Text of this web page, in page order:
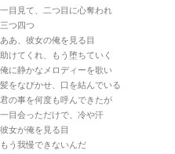
一目見て、二つ目に心奪われ
三つ四つ
ああ、彼女の俺を見る目
助けてくれ、もう堕ちていく
俺に静かなメロディーを歌い
髪をなびかせ、口を結んでいる
君の事を何度も呼んできたが
一目会っただけで、冷や汗
彼女が俺を見る目
もう我慢できないんだ